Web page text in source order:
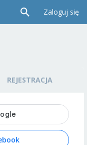
Zaloguj się
REJESTRACJA